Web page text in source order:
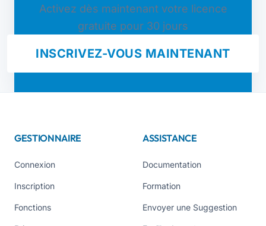
Activez dès maintenant votre licence
gratuite pour 30 jours
INSCRIVEZ-VOUS MAINTENANT
GESTIONNAIRE
Connexion
Inscription
Fonctions
ASSISTANCE
Documentation
Formation
Envoyer une Suggestion